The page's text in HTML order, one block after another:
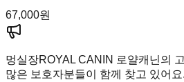
67,000원
멍실장ROYAL CANIN 로얄캐닌의
많은 보호자분들이 함께 찾고 있어요.